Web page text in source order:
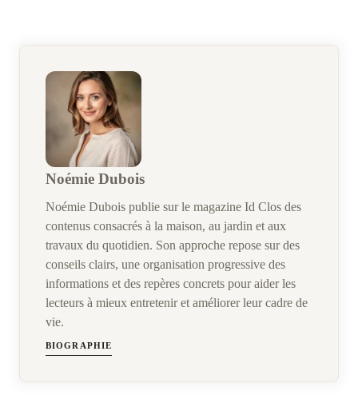
Noémie Dubois
Noémie Dubois publie sur le magazine Id Clos des
contenus consacrés à la maison, au jardin et aux
travaux du quotidien. Son approche repose sur des
conseils clairs, une organisation progressive des
informations et des repères concrets pour aider les
lecteurs à mieux entretenir et améliorer leur cadre de
vie.
BIOGRAPHIE